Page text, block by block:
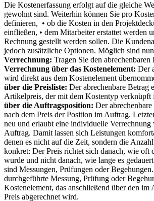
Die Kostenerfassung erfolgt auf die gleiche
gewohnt sind. Weiterhin können Sie pro
definieren, • ob die Kosten in den
einfließen, • dem Mitarbeiter erstattet werden
Rechnung gestellt werden sollen. Die
jedoch zusätzliche Optionen. Möglich sind
Verrechnung: Tragen Sie den abrechenbaren
Verrechnung über das Kostenelement: Der
wird direkt aus dem Kostenelement
über die Preisliste: Der abrechenbare Betrag
Artikelpreis, der mit dem Kostentyp verknüpft
über die Auftragsposition: Der
nach dem Preis der Position im Auftrag.
neu und erlaubt eine individuelle Verrechnung
Auftrag. Damit lassen sich Leistungen
denen es nicht auf die Zeit, sondern die
konkret: Der Preis richtet sich danach, wie oft
wurde und nicht danach, wie lange es
sind Messungen, Prüfungen oder
durchgeführte Messung, Prüfung oder
Kostenelement, das anschließend über den im
Preis abgerechnet wird.